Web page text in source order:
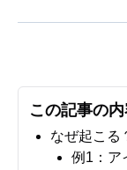
この記事の内
なぜ起こる
例1：ア